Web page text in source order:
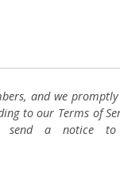
and we
to our Terms of
send a notice